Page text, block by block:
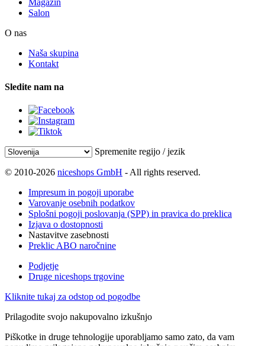
Salon
O nas
Naša skupina
Kontakt
Sledite nam na
Spremenite regijo / jezik
© 2010-2026 niceshops GmbH - All rights reserved.
Impresum in pogoji uporabe
Varovanje osebnih podatkov
Splošni pogoji poslovanja (SPP) in pravica do preklica
Izjava o dostopnosti
Nastavitve zasebnosti
Preklic ABO naročnine
Podjetje
Druge niceshops trgovine
Kliknite tukaj za odstop od pogodbe
Prilagodite svojo nakupovalno izkušnjo
Piškotke in druge tehnologije uporabljamo samo zato, da vam